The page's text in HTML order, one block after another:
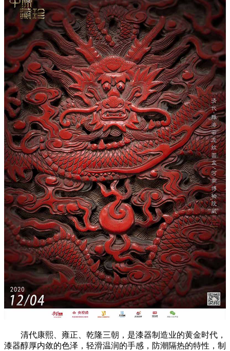
清代康熙、雍正、乾隆三朝，是漆器制造业的黄金时代，
漆器醇厚内敛的色泽，轻滑温润的手感，防潮隔热的特性，制